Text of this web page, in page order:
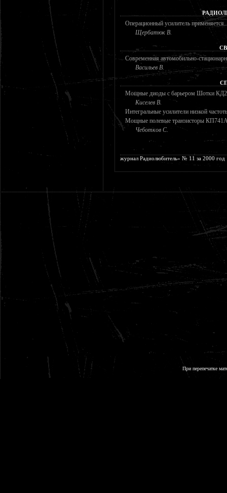
Операционный усилитель
Щербатюк В.
Современная автомобильно-
Васильев В.
Мощные диоды с барьером Шотки
Киселев В.
Интегральные усилители низкой
Мощные полевые транзисторы
Чеботков С.
журнал Радиолюбитель» № 11 за 2000 год
При перепечатке